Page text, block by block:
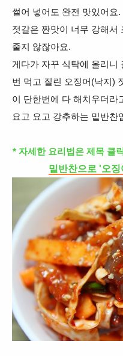
썰어 넣어도 완전 맛있어요.
젓갈은 짠맛이 너무 강해
줄지 않잖아요.
게다가 자꾸 식탁에 올리니
번 먹고 질린 오징어(낙지)
이 단한번에 다 해치우더라
요고 요고 강추하는 밑반찬
* 자세한 요리법은 제목 클
밑반찬으로 '오